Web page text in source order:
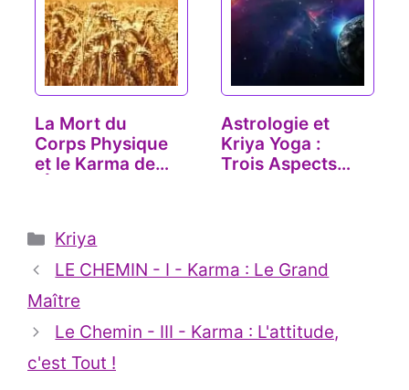
La Mort du
Corps Physique
et le Karma de
Astrologie et
Kriya Yoga :
Trois Aspects
Catégories
Kriya
LE CHEMIN - I - Karma : Le Grand
Maître
Le Chemin - III - Karma : L'attitude,
c'est Tout !